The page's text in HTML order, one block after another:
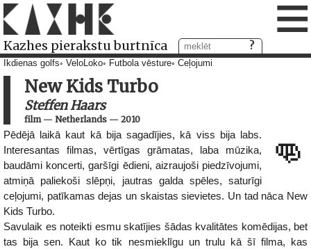
Kazhes pierakstu burtnīca ≡
Ikdienas golfs VeloLoko Futbola vēsture Ceļojumi
New Kids Turbo
Steffen Haars
film— Netherlands — 2010
👊
Pēdējā laikā kaut kā bija sagadījies, kā viss bija labs.
Interesantas filmas, vērtīgas grāmatas, laba mūzika,
baudāmi koncerti, garšīgi ēdieni, aizraujoši piedzīvojumi,
atmiņā paliekoši slēpņi, jautras galda spēles, saturīgi
ceļojumi, patīkamas dejas un skaistas sievietes. Un tad nāca New
Kids Turbo.
Savulaik es noteikti esmu skatījies šādas kvalitātes komēdijas, bet
tas bija sen. Kaut ko tik nesmieklīgu un trulu kā šī filma, kas